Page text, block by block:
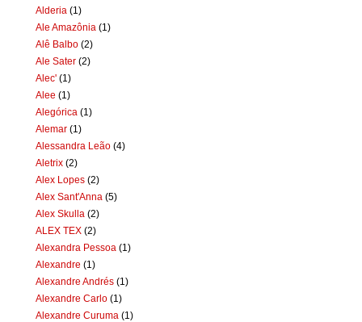
Alderia (1)
Ale Amazônia (1)
Alê Balbo (2)
Ale Sater (2)
Alec' (1)
Alee (1)
Alegórica (1)
Alemar (1)
Alessandra Leão (4)
Aletrix (2)
Alex Lopes (2)
Alex Sant'Anna (5)
Alex Skulla (2)
ALEX TEX (2)
Alexandra Pessoa (1)
Alexandre (1)
Alexandre Andrés (1)
Alexandre Carlo (1)
Alexandre Curuma (1)